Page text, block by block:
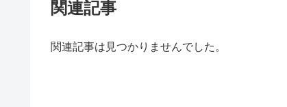
関連記事
関連記事は見つかりませんでした。